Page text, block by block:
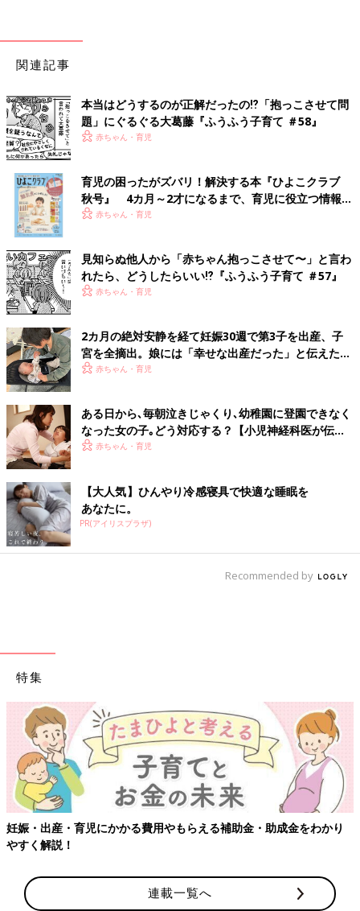
関連記事
本当はどうするのが正解だったの⁉︎「抱っこさせて問
題」にぐるぐる大葛藤『ふうふう子育て ＃58』
赤ちゃん・育児
育児の困ったがズバリ！解決する本『ひよこクラブ
秋号』 4カ月～2才になるまで、育児に役立つ情報が
いっぱい！
赤ちゃん・育児
見知らぬ他人から「赤ちゃん抱っこさせて〜」と言わ
れたら、どうしたらいい⁉︎『ふうふう子育て ＃57』
赤ちゃん・育児
2カ月の絶対安静を経て妊娠30週で第3子を出産、子
宮を全摘出。娘には「幸せな出産だった」と伝えたい
【極低出生体重児】
赤ちゃん・育児
ある日から､毎朝泣きじゃくり､幼稚園に登園できなく
なった女の子｡どう対応する？【小児神経科医が伝え
る〜親子のゆくり〜】
赤ちゃん・育児
【大人気】ひんやり冷感寝具で快適な睡眠を
あなたに。
PR(アイリスプラザ)
Recommended by
特集
妊娠・出産・育児にかかる費用やもらえる補助金・助成金をわかり
やすく解説！
連載一覧へ